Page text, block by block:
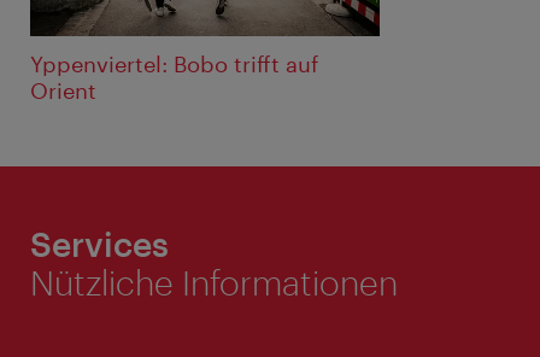
Yppenviertel: Bobo trifft auf
Orient
Services
Nützliche Informationen